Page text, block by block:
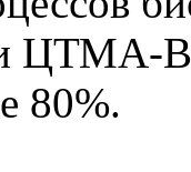
ЦТМА-
80%.